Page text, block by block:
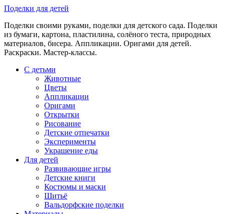
Skip
content
Поделки для детей
Поделки своими руками, поделки для детского сада. Поделки
из бумаги, картона, пластилина, солёного теста, природных
материалов, бисера. Аппликации. Оригами для детей.
Раскраски. Мастер-классы.
С детьми
Животные
Цветы
Аппликации
Оригами
Открытки
Рисование
Детские отпечатки
Эксперименты
Украшение еды
Для детей
Развивающие игры
Детские книги
Костюмы и маски
Шитьё
Вальдорфские поделки